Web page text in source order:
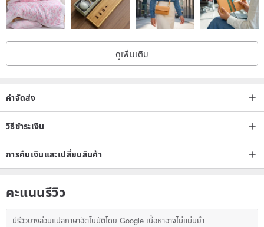
ดูเพิ่มเติม
ค่าจัดส่ง
วิธีชำระเงิน
การคืนเงินและเปลี่ยนสินค้า
คะแนนรีวิว
มีรีวิวบางส่วนแปลภาษาอัตโนมัติโดย Google เนื้อหาอาจไม่แม่นยำ